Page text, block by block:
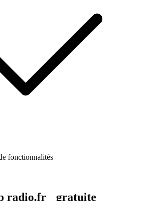
fonctionnalités
radio.fr gratuite